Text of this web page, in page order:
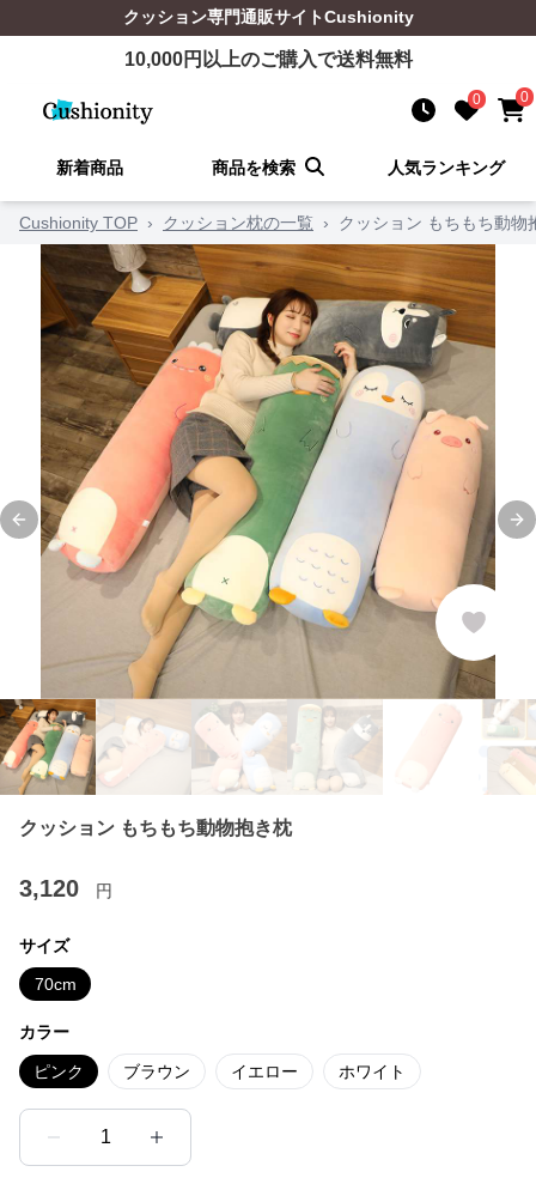
クッション専門通販サイトCushionity
10,000円以上のご購入で送料無料
0 0
新着商品 商品を検索 人気ランキング
Cushionity TOP › クッション枕の一覧 › クッション もちもち動物
Previous slide
クッション もちもち動物抱き枕
3,120 円
サイズ
70cm
カラー
ピンク ブラウン イエロー ホワイト
1